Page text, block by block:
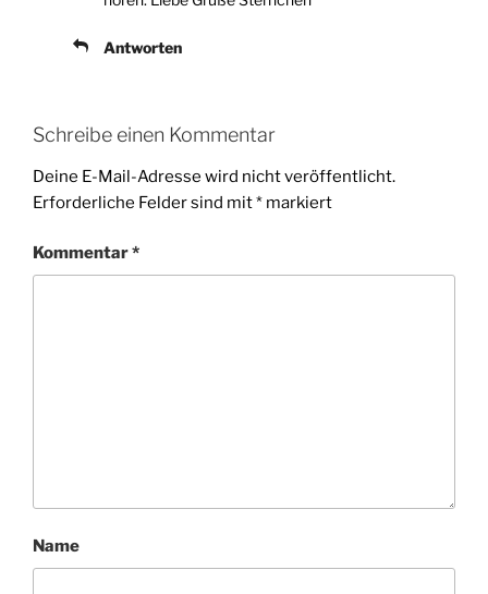
Antworten
Schreibe einen Kommentar
Deine E-Mail-Adresse wird nicht veröffentlicht.
Erforderliche Felder sind mit* markiert
Kommentar*
Name